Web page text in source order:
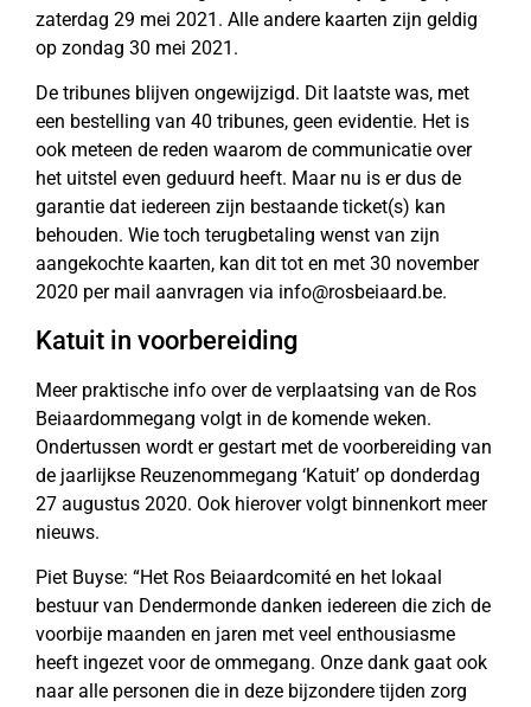
zaterdag 29 mei 2021. Alle andere kaarten zijn geldig
op zondag 30 mei 2021.
De tribunes blijven ongewijzigd. Dit laatste was, met
een bestelling van 40 tribunes, geen evidentie. Het is
ook meteen de reden waarom de communicatie over
het uitstel even geduurd heeft. Maar nu is er dus de
garantie dat iedereen zijn bestaande ticket(s) kan
behouden. Wie toch terugbetaling wenst van zijn
aangekochte kaarten, kan dit tot en met 30 november
2020 per mail aanvragen via info@rosbeiaard.be.
Katuit in voorbereiding
Meer praktische info over de verplaatsing van de Ros
Beiaardommegang volgt in de komende weken.
Ondertussen wordt er gestart met de voorbereiding van
de jaarlijkse Reuzenommegang ‘Katuit’ op donderdag
27 augustus 2020. Ook hierover volgt binnenkort meer
nieuws.
Piet Buyse: “Het Ros Beiaardcomité en het lokaal
bestuur van Dendermonde danken iedereen die zich de
voorbije maanden en jaren met veel enthousiasme
heeft ingezet voor de ommegang. Onze dank gaat ook
naar alle personen die in deze bijzondere tijden zorg